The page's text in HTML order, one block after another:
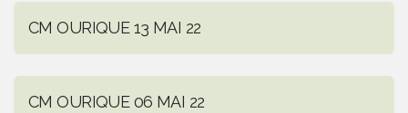
CM OURIQUE 13 MAI 22
CM OURIQUE 06 MAI 22